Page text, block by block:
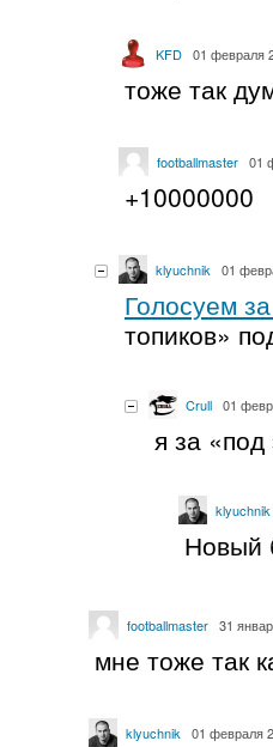
KFD 01 февраля
тоже так
footballmaster 01
+10000000
klyuchnik 01
Голосуем
топиков»
Crull 01
я за
klyuchnik
Новый
footballmaster 31
мне тоже так
klyuchnik 01 февраля